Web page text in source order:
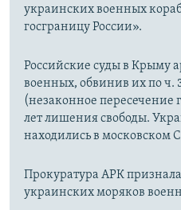
украинских военных
госграницу России».
Российские суды в Крыму
военных, обвинив их по ч.
(незаконное пересечение
лет лишения свободы.
находились в московском
Прокуратура АРК
украинских моряков